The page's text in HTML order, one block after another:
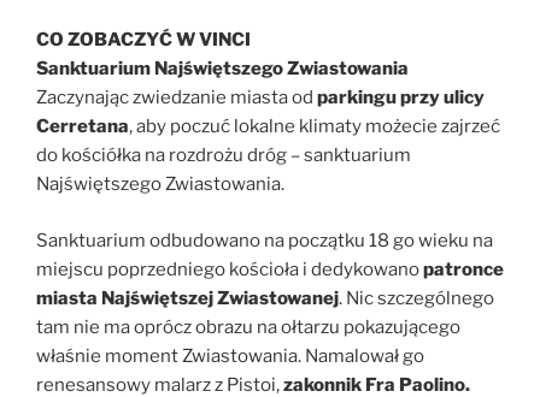
CO ZOBACZYĆ W VINCI
Sanktuarium Najświętszego Zwiastowania
Zaczynając zwiedzanie miasta od parkingu przy ulicy
Cerretana, aby poczuć lokalne klimaty możecie zajrzeć
do kościółka na rozdrożu dróg – sanktuarium
Najświętszego Zwiastowania.
Sanktuarium odbudowano na początku 18 go wieku na
miejscu poprzedniego kościoła i dedykowanopatronce
miasta Najświętszej Zwiastowanej. Nic szczególnego
tam nie ma oprócz obrazu na ołtarzu pokazującego
właśnie moment Zwiastowania. Namalował go
renesansowy malarz z Pistoi,zakonnik Fra Paolino.